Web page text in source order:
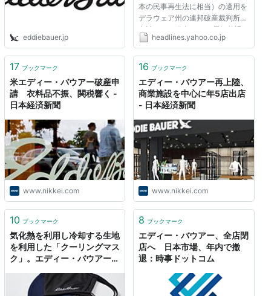
eddiebauer.jp
本の民事再生法に相当）の適用を
デラウェア州の連邦破産裁判所に
申請したと発表した。 景気後退
に伴う消費低迷が影響したもよう
ル（約43億円）の赤字を計上し
負...
headlines.yahoo.co.jp
17 ブックマーク
米エディー・バウアー破産申
請 衣料品不振、関税響く -
日本経済新聞
www.nikkei.com
16 ブックマーク
エディー・バウアー再上陸、
商業施設を中心に年5店出店
- 日本経済新聞
www.nikkei.com
10 ブックマーク
気化熱を利用し冷却する生地
を利用した「クーリングマス
ク」。エディー・バウアーよ
8 ブックマーク
エディー・バウアー、全店閉
店へ 日本市場、年内で撤
退：時事ドットコム